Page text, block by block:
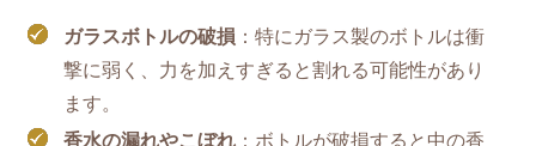
ガラスボトルの破損 ：特にガラス製のボトルは衝
撃に弱く、力を加えすぎると割れる可能性があり
ます。
香水の漏れやこぼれ ：ボトルが破損すると中の香